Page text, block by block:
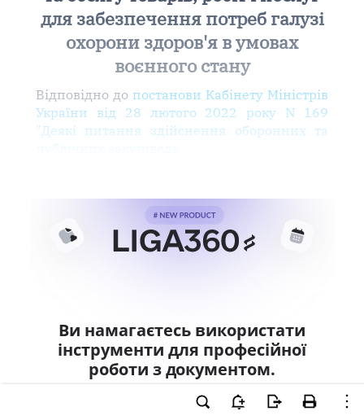
для забезпечення потреб галузі
охорони здоров'я в умовах
воєнного стану
Відповідно до постанови Кабінету Міністрів
України від 28 лютого 2022 року N 169
"Деякі питання здійснення оборонних та
Ви намагаєтесь використати
інструменти для професійної
роботи з документом.
LIGA360. Залишайте заявку та отримайте